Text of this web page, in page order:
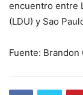
encuentro entre
(LDU) y Sao
Fuente: Brandon